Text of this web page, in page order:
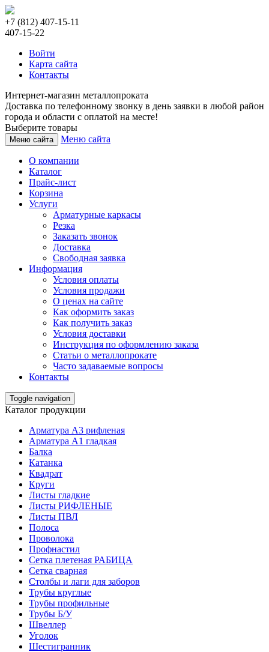
+7 (812) 407-15-11
407-15-22
Войти
Карта сайта
Контакты
Интернет-магазин металлопроката
Доставка по телефонному звонку в день заявки в любой район
города и области с оплатой на месте!
Выберите товары
Меню сайта Меню сайта
О компании
Каталог
Прайс-лист
Корзина
Услуги
Арматурные каркасы
Резка
Заказать звонок
Доставка
Свободная заявка
Информация
Условия оплаты
Условия продажи
О ценах на сайте
Как оформить заказ
Как получить заказ
Условия доставки
Инструкция по оформлению заказа
Статьи о металлопрокате
Часто задаваемые вопросы
Контакты
Toggle navigation
Каталог продукции
Арматура А3 рифленая
Арматура А1 гладкая
Балка
Катанка
Квадрат
Круги
Листы гладкие
Листы РИФЛЕНЫЕ
Листы ПВЛ
Полоса
Проволока
Профнастил
Сетка плетеная РАБИЦА
Сетка сварная
Столбы и лаги для заборов
Трубы круглые
Трубы профильные
Трубы Б/У
Швеллер
Уголок
Шестигранник